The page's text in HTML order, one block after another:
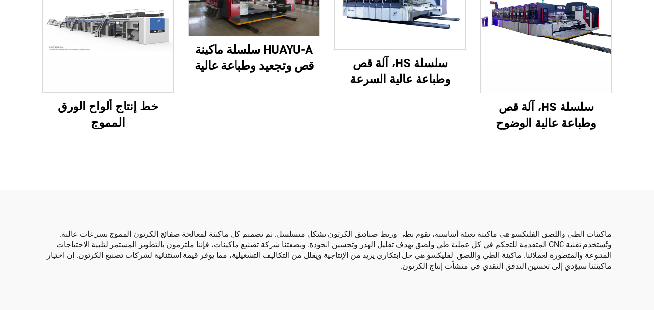
سلسلة HS، آلة قص
وطباعة عالية الوضوح
سلسلة HS، آلة قص
وطباعة عالية السرعة
HUAYU-A سلسلة ماكينة
قص وتجعيد وطباعة عالية
خط إنتاج ألواح الورق
المموج
ماكينات الطي واللصق الفليكسو هي ماكينة تعبئة أساسية، تقوم بطي وربط صناديق الكرتون بشكل متسلسل. تم تصميم كل ماكينة لمعالجة صفائح الكرتون المموج بسرعات عالية.
وتُستخدم تقنية CNC المتقدمة للتحكم في كل عملية طي ولصق بهدف تقليل الهدر وتحسين الجودة. وبصفتنا شركة تصنيع ماكينات، فإننا ملتزمون بالتطوير المستمر لتلبية الاحتياجات
المتنوعة والمتطورة لعملائنا. ماكينة الطي واللصق الفليكسو هي حل ابتكاري يزيد من الإنتاجية ويقلل من التكاليف التشغيلية، مما يوفر قيمة استثنائية لشركات تصنيع الكرتون. إن اختيار
ماكينتنا سيؤدي إلى تحسين التدفق النقدي في منشآت إنتاج الكرتون.